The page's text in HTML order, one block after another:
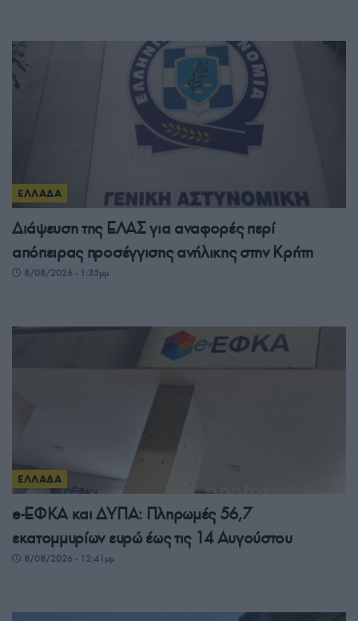
ΕΛΛΑΔΑ
Διάψευση της ΕΛΑΣ για αναφορές περί
απόπειρας προσέγγισης ανήλικης στην Κρήτη
8/08/2026 - 1:35μμ
ΕΛΛΑΔΑ
e-ΕΦΚΑ και ΔΥΠΑ: Πληρωμές 56,7
εκατομμυρίων ευρώ έως τις 14 Αυγούστου
8/08/2026 - 12:41μμ